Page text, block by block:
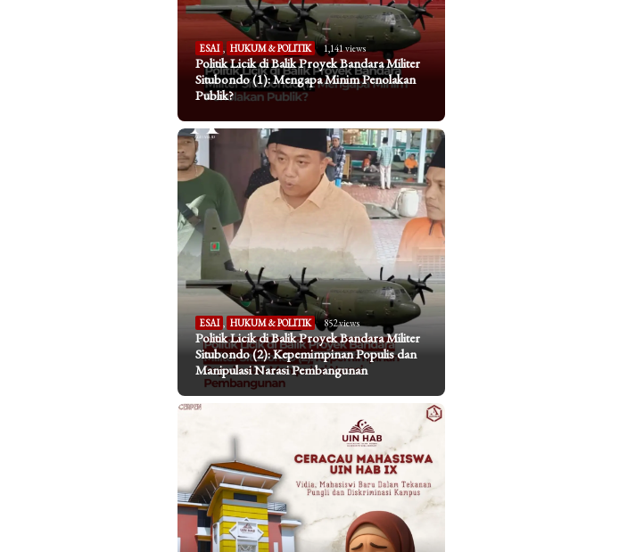
ESAI , HUKUM & POLITIK 1,141 views
Politik Licik di Balik Proyek Bandara Militer
Situbondo (1): Mengapa Minim Penolakan
Publik?
ESAI HUKUM & POLITIK 852 views
Politik Licik di Balik Proyek Bandara Militer
Situbondo (2): Kepemimpinan Populis dan
Manipulasi Narasi Pembangunan